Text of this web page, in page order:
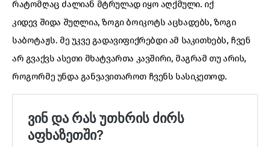
რატომღაც ძალიან მტრულად იყო აღქმული. იქ
კიდევ შიდა შუღლია, ზოგი ბოიკოტს აცხადებს, ზოგი
საბოტაჟს. მე უკვე გადავიფიქრებდი ამ საკითხებს, ჩვენ
არ გვაქვს ასეთი მხატვართა კავშირი, მაგრამ თუ არის,
როგორმე უნდა განვავითაროთ ჩვენს სასიკეთოდ.